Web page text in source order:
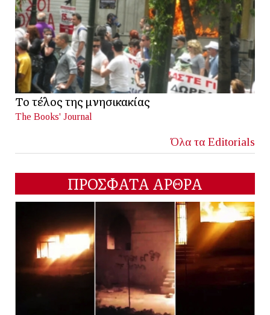
Το τέλος της μνησικακίας
The Books' Journal
Όλα τα Editorials
ΠΡΟΣΦΑΤΑ ΑΡΘΡΑ